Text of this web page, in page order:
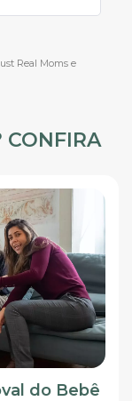
Real Moms e
CONFIRA
do Bebê